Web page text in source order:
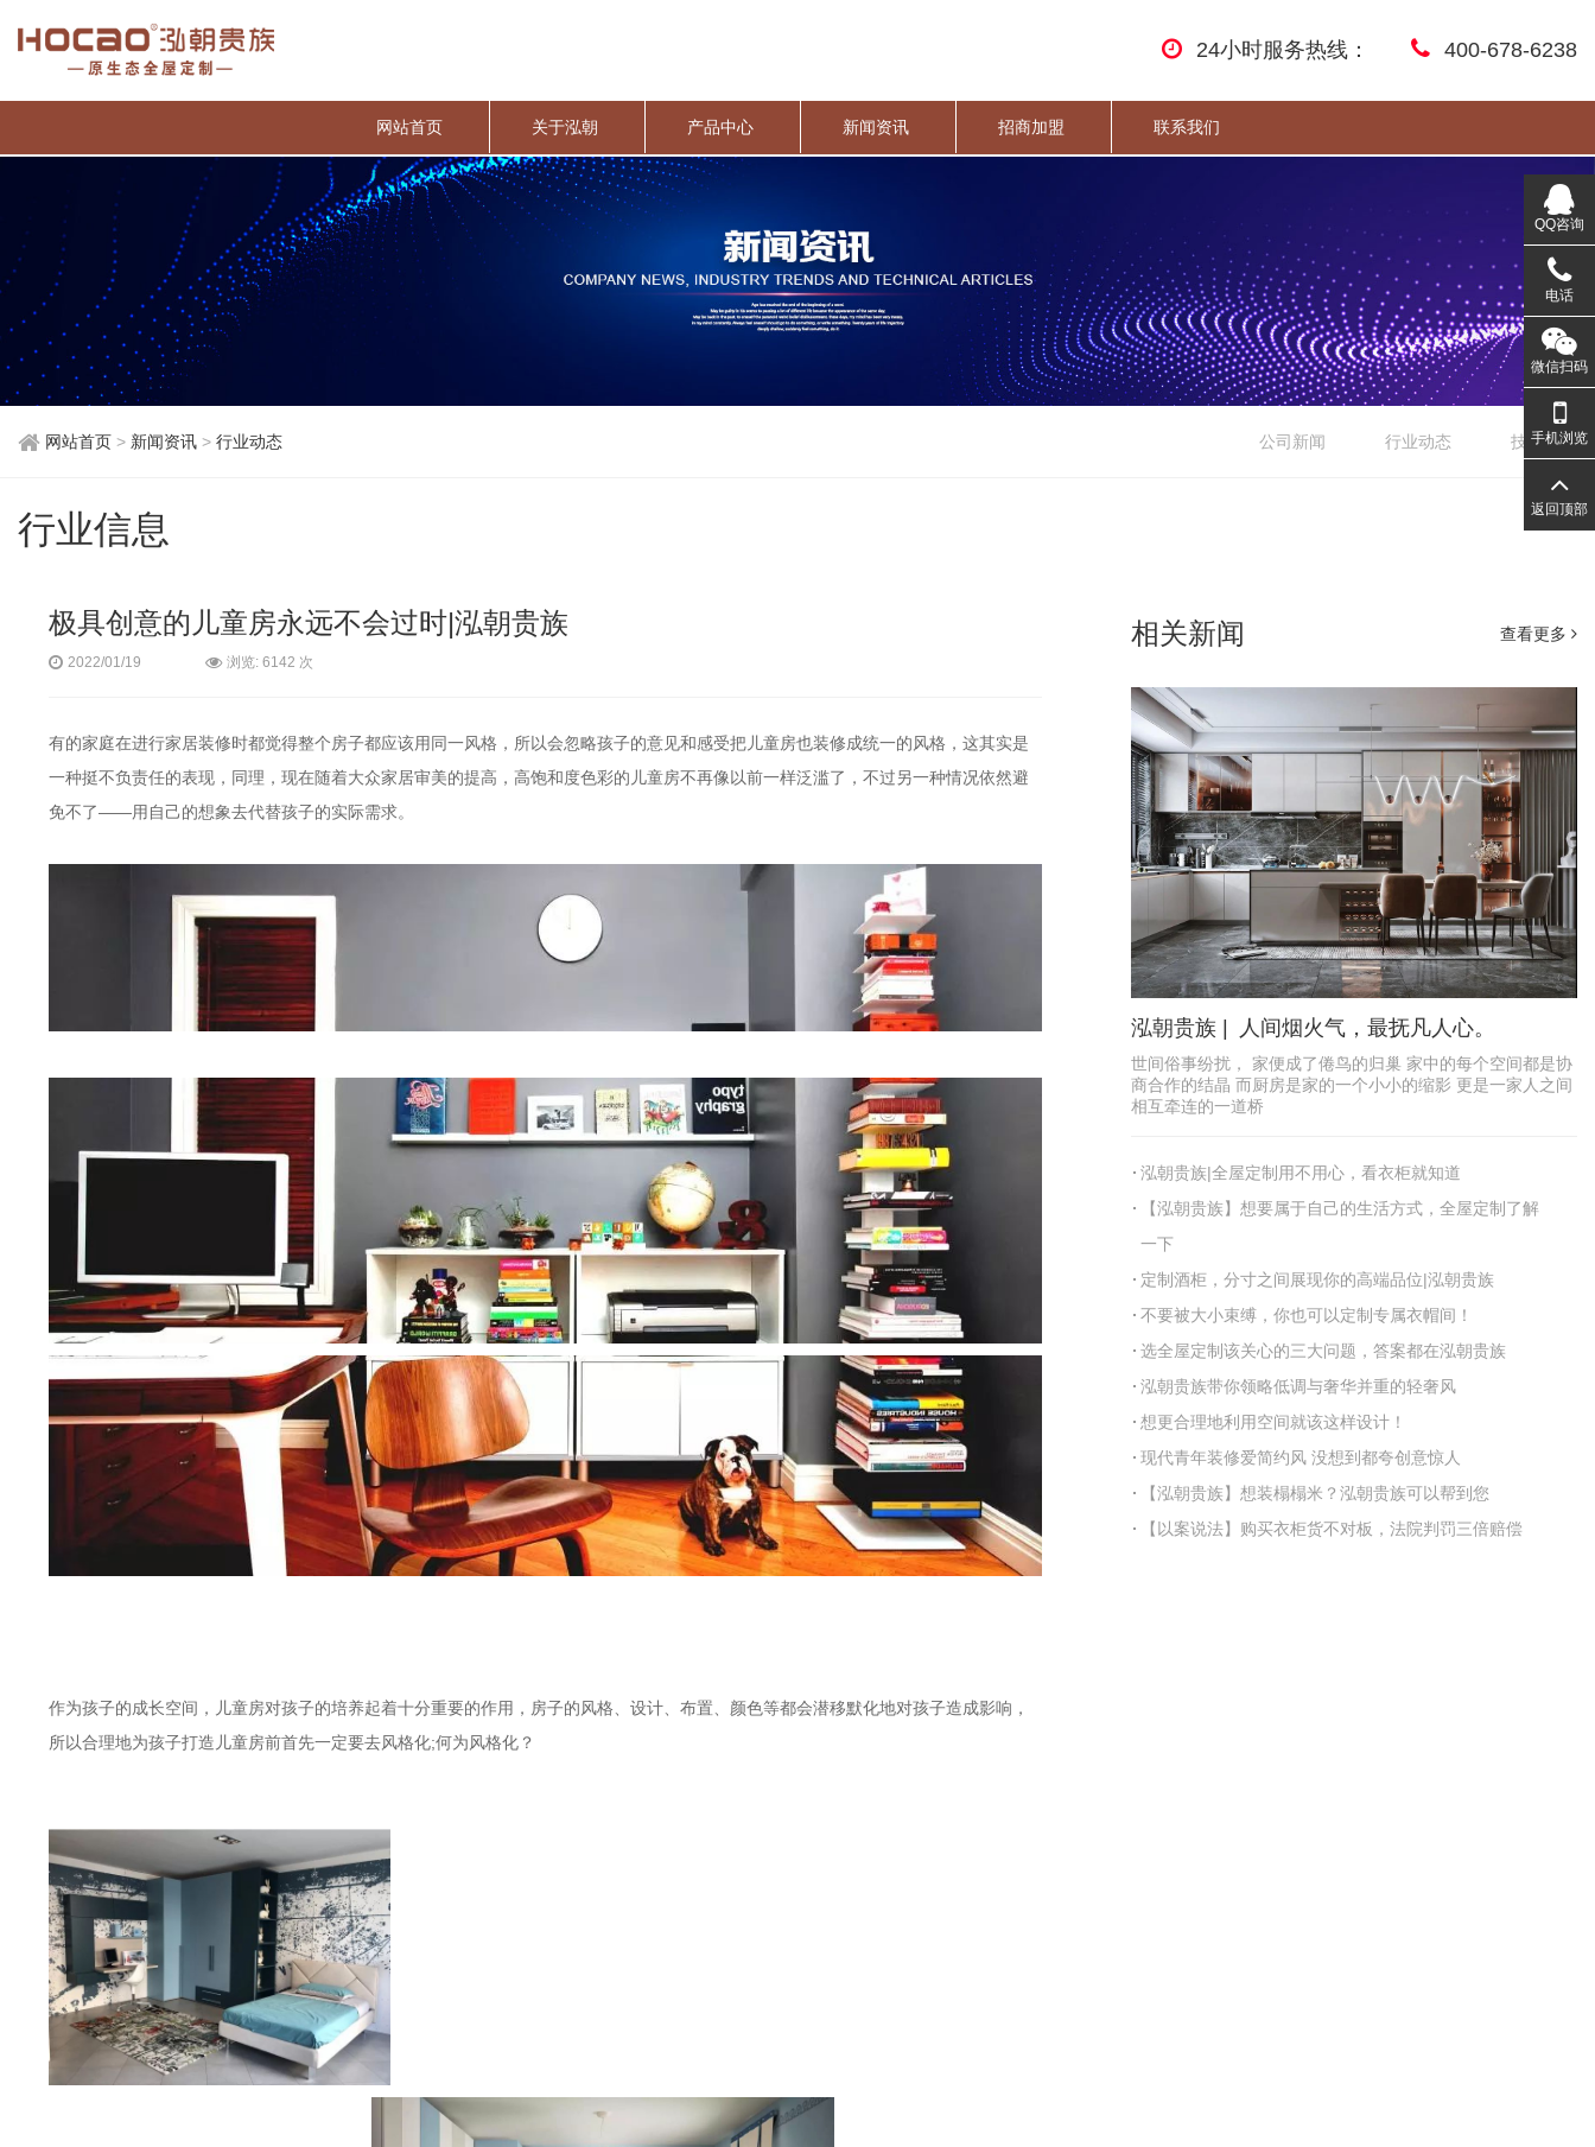
24小时服务热线： 400-678-6238
网站首页 关于泓朝 产品中心 新闻资讯 招商加盟 联系我们
网站首页 > 新闻资讯 > 行业动态 公司新闻 行业动态 技术文章
行业信息
极具创意的儿童房永远不会过时|泓朝贵族
2022/01/19 浏览: 6142 次
有的家庭在进行家居装修时都觉得整个房子都应该用同一风格，所以会忽略孩子的意见和感受把儿童房也装修成统一的风格，这其实是
一种挺不负责任的表现，同理，现在随着大众家居审美的提高，高饱和度色彩的儿童房不再像以前一样泛滥了，不过另一种情况依然避
免不了——用自己的想象去代替孩子的实际需求。
作为孩子的成长空间，儿童房对孩子的培养起着十分重要的作用，房子的风格、设计、布置、颜色等都会潜移默化地对孩子造成影响，
所以合理地为孩子打造儿童房前首先一定要去风格化;何为风格化？
相关新闻 查看更多
泓朝贵族 | 人间烟火气，最抚凡人心。
世间俗事纷扰， 家便成了倦鸟的归巢 家中的每个空间都是协
商合作的结晶 而厨房是家的一个小小的缩影 更是一家人之间
相互牵连的一道桥
泓朝贵族|全屋定制用不用心，看衣柜就知道
【泓朝贵族】想要属于自己的生活方式，全屋定制了解
一下
定制酒柜，分寸之间展现你的高端品位|泓朝贵族
不要被大小束缚，你也可以定制专属衣帽间！
选全屋定制该关心的三大问题，答案都在泓朝贵族
泓朝贵族带你领略低调与奢华并重的轻奢风
想更合理地利用空间就该这样设计！
现代青年装修爱简约风 没想到都夸创意惊人
【泓朝贵族】想装榻榻米？泓朝贵族可以帮到您
【以案说法】购买衣柜货不对板，法院判罚三倍赔偿
QQ咨询
电话
微信扫码
手机浏览
返回顶部